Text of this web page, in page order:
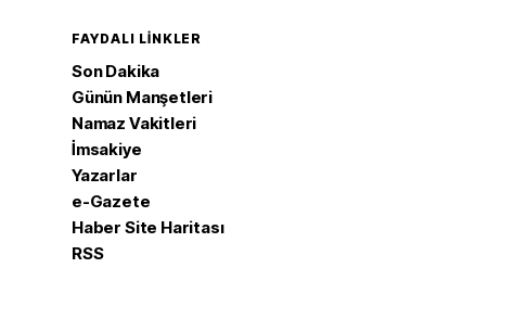
FAYDALI LINKLER
Son Dakika
Günün Manşetleri
Namaz Vakitleri
İmsakiye
Yazarlar
e-Gazete
Haber Site Haritası
RSS